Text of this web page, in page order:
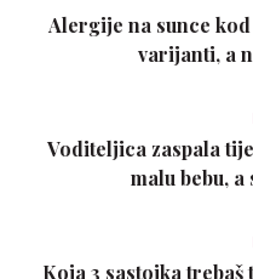
Alergije na sunce
varijanti, a
Voditeljica zaspala
malu bebu,
Koja 3 sastojka